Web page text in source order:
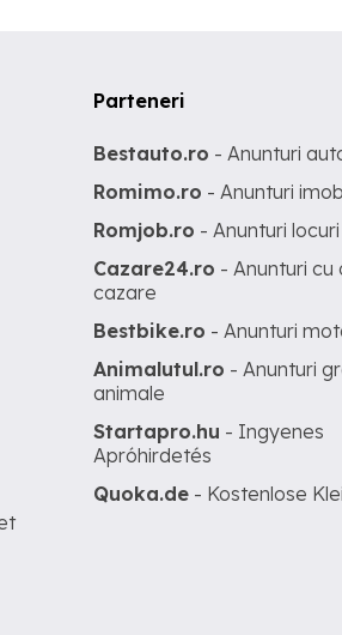
Parteneri
Bestauto.ro - Anunturi
Romimo.ro - Anunturi
Romjob.ro - Anunturi
Cazare24.ro - Anunturi
cazare
Bestbike.ro - Anunturi
Animalutul.ro - Anunturi
animale
Startapro.hu - Ingyenes
Apróhirdetés
Quoka.de - Kostenlose